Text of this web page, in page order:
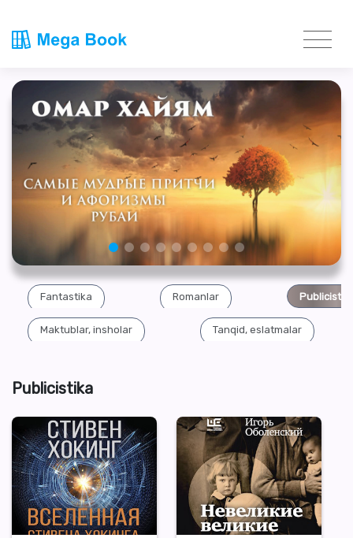
Fantastika Romanlar
Maktublar, insholar Tanqid, eslatmalar
Publicistika